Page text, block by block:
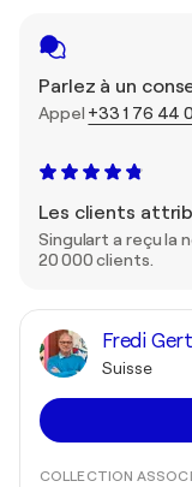
Parlez à un
Appel +33 1 76 44
Les clients
Singulart a reçu la
20 000 clients.
Fredi
Suisse
COLLECTION